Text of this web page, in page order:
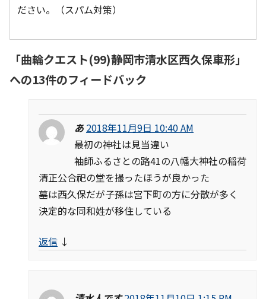
ださい。（スパム対策）
「曲輪クエスト(99)静岡市清水区西久保車形」
への13件のフィードバック
あ 2018年11月9日 10:40 AM
最初の神社は見当違い
袖師ふるさとの路41の八幡大神社の稲荷
清正公合祀の堂を撮ったほうが良かった
墓は西久保だが子孫は宮下町の方に分散が多く
決定的な同和姓が移住している
返信 ↓